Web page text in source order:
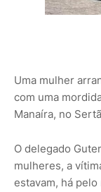
Uma mulher
com uma
Manaíra, no
O delegado
mulheres, a
estavam, há